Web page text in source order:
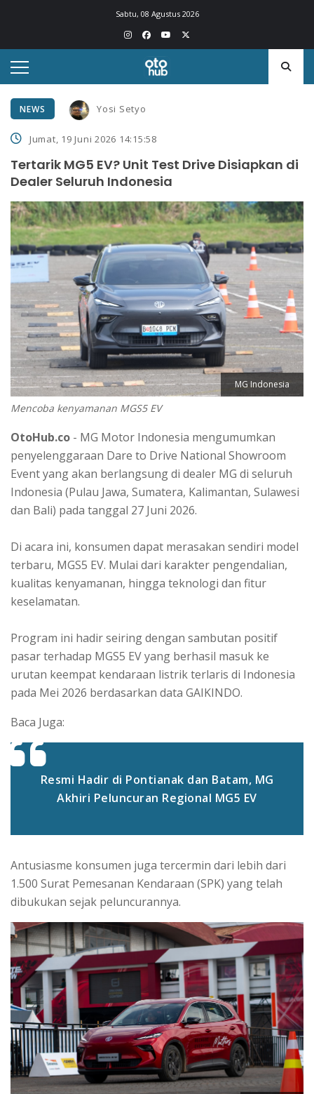
Sabtu, 08 Agustus 2026
NEWS Yosi Setyo
Jumat, 19 Juni 2026 14:15:58
Tertarik MG5 EV? Unit Test Drive Disiapkan di
Dealer Seluruh Indonesia
MG Indonesia
Mencoba kenyamanan MGS5 EV
OtoHub.co - MG Motor Indonesia mengumumkan
penyelenggaraan Dare to Drive National Showroom
Event yang akan berlangsung di dealer MG di seluruh
Indonesia (Pulau Jawa, Sumatera, Kalimantan, Sulawesi
dan Bali) pada tanggal 27 Juni 2026.
Di acara ini, konsumen dapat merasakan sendiri model
terbaru, MGS5 EV. Mulai dari karakter pengendalian,
kualitas kenyamanan, hingga teknologi dan fitur
keselamatan.
Program ini hadir seiring dengan sambutan positif
pasar terhadap MGS5 EV yang berhasil masuk ke
urutan keempat kendaraan listrik terlaris di Indonesia
pada Mei 2026 berdasarkan data GAIKINDO.
Baca Juga:
Resmi Hadir di Pontianak dan Batam, MG
Akhiri Peluncuran Regional MG5 EV
Antusiasme konsumen juga tercermin dari lebih dari
1.500 Surat Pemesanan Kendaraan (SPK) yang telah
dibukukan sejak peluncurannya.